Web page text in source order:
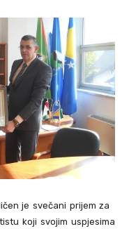
je svečani prijem za
koji svojim uspjesima